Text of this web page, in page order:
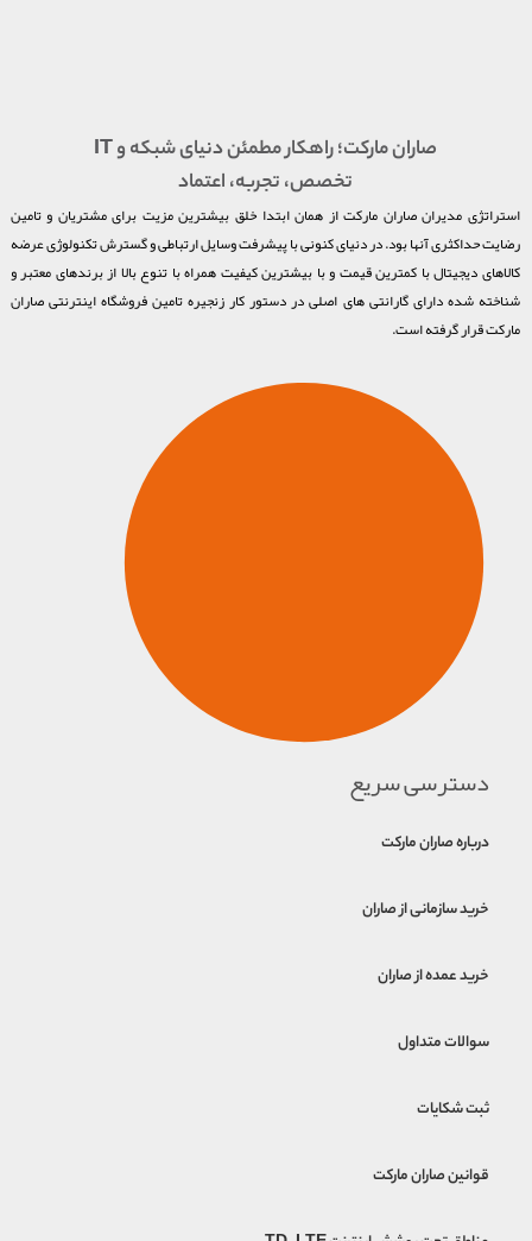
صاران مارکت؛ راهکار مطمئن دنیای شبکه و IT
تخصص، تجربه، اعتماد
استراتژی مدیران صاران مارکت از همان ابتدا خلق بیشترین مزیت برای مشتریان و تامین
رضایت حداکثری آنها بود. در دنیای کنونی با پیشرفت وسایل ارتباطی و گسترش تکنولوژی عرضه
کالاهای دیجیتال با کمترین قیمت و با بیشترین کیفیت همراه با تنوع بالا از برندهای معتبر و
شناخته شده دارای گارانتی های اصلی در دستور کار زنجیره تامین فروشگاه اینترنتی صاران
مارکت قرار گرفته است.
دسترسی سریع
درباره صاران مارکت
خرید سازمانی از صاران
خرید عمده از صاران
سوالات متداول
ثبت شکایات
قوانین صاران مارکت